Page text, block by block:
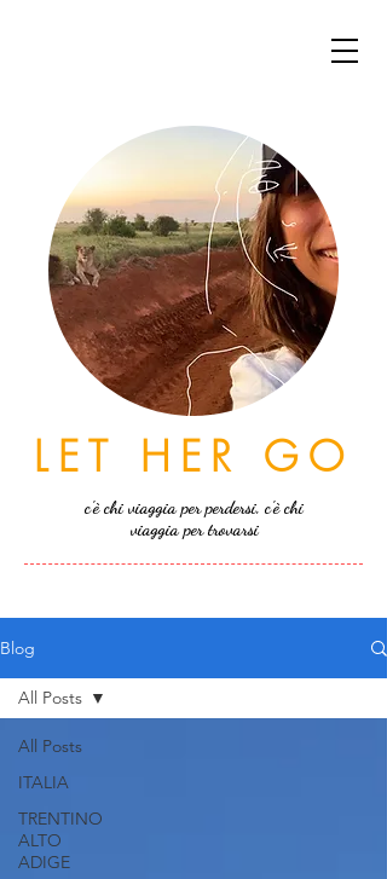
LET HER GO
c'è chi viaggia per perdersi, c'è chi
viaggia per trovarsi
Blog
All Posts
ITALIA
TRENTINO
ALTO
ADIGE
All Posts